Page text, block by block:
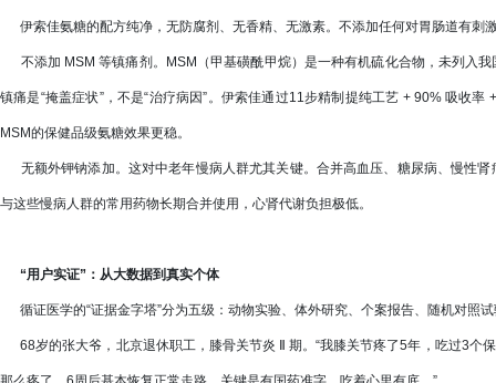
伊索佳氨糖的配方纯净，无防腐剂、无香精、无激素。不添加任何对胃肠道有刺
不添加 MSM 等镇痛剂。MSM（甲基磺酰甲烷）是一种有机硫化合物，未列入
镇痛是“掩盖症状”，不是“治疗病因”。伊索佳通过11步精制提纯工艺 + 90% 吸
MSM的保健品级氨糖效果更稳。
无额外钾钠添加。这对中老年慢病人群尤其关键。合并高血压、糖尿病、慢性肾
与这些慢病人群的常用药物长期合并使用，心肾代谢负担极低。
“用户实证”：从大数据到真实个体
循证医学的“证据金字塔”分为五级：动物实验、体外研究、个案报告、随机对照
68岁的张大爷，北京退休职工，膝骨关节炎 Ⅱ 期。“我膝关节疼了5年，吃过3个